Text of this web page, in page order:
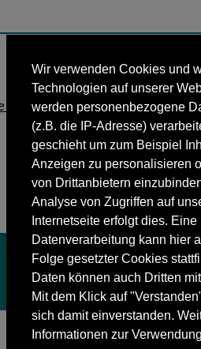
Wir verwenden Cookies und
Technologien auf unserer
werden personenbezogene
(z.B. die IP-Adresse)
geschieht um zum Beispiel
Anzeigen zu personalisieren
von Drittanbietern
Analyse von Zugriffen auf
Internetseite erfolgt dies. Eine
Datenverarbeitung kann hier
Folge gesetzter Cookies
Daten können auch Dritten
Mit dem Klick auf
sich damit einverstanden.
Informationen zur
NÄCHSTER BEITRAG
Verkehrsregelungen beim Charles
Dickens Festival.